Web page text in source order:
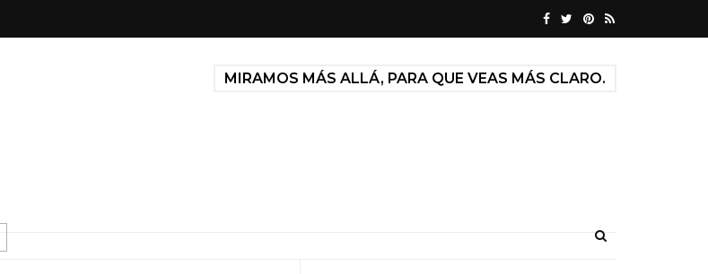
MIRAMOS MÁS ALLÁ, PARA QUE VEAS MÁS CLARO.